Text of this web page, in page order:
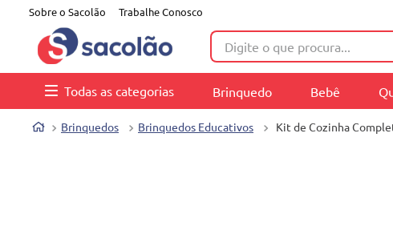
Sobre o Sacolão Trabalhe Conosco
Digite o que procura...
Todas as categorias Brinquedo Bebê
Brinquedos Brinquedos Educativos Kit de Cozinha